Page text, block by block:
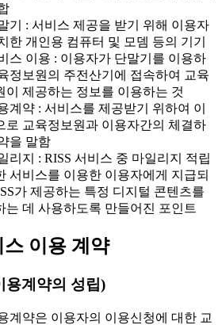
기 : 서비스 제공을 받기 위해 이용자
한 개인용 컴퓨터 및 모뎀 등의 기기
스 이용 : 이용자가 단말기를 이용하
정보원의 주전산기에 접속하여 교육
이 제공하는 정보를 이용하는 것
계약 : 서비스를 제공받기 위하여 이
로 교육정보원과 이용자간의 체결하
을 말함
리지 : RISS 서비스 중 마일리지 적립
서비스를 이용한 이용자에게 지급되
가 제공하는 특정 디지털 콘텐츠를
는 데 사용하도록 만들어진 포인트
이용 계약
용계약의 성립)
계약은 이용자의 이용신청에 대한 교